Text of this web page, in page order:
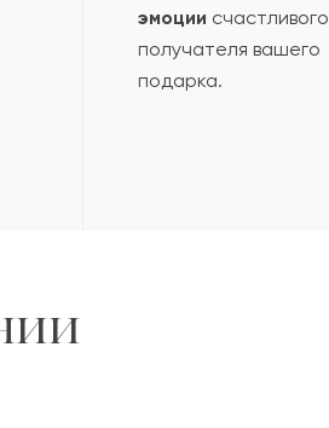
эмоции счастливого
получателя вашего
подарка.